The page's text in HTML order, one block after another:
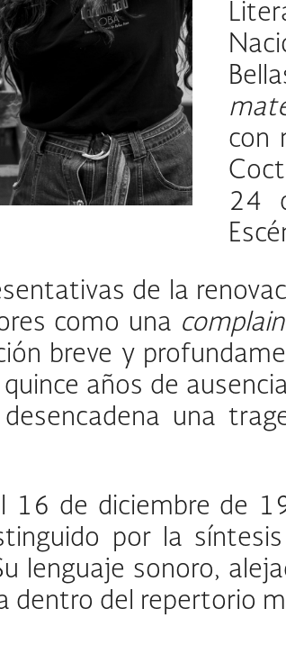
con
24
de la
como una
breve y
años de
una
16 de diciembre de
por la
lenguaje sonoro,
dentro del repertorio